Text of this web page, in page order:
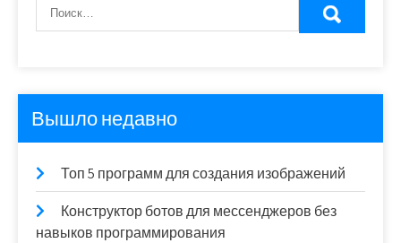
Вышло недавно
Топ 5 программ для создания изображений
Конструктор ботов для мессенджеров без
навыков программирования